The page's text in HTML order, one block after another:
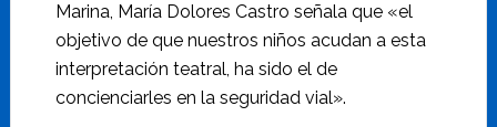
Marina, María Dolores Castro señala que «el
objetivo de que nuestros niños acudan a esta
interpretación teatral, ha sido el de
concienciarles en la seguridad vial».